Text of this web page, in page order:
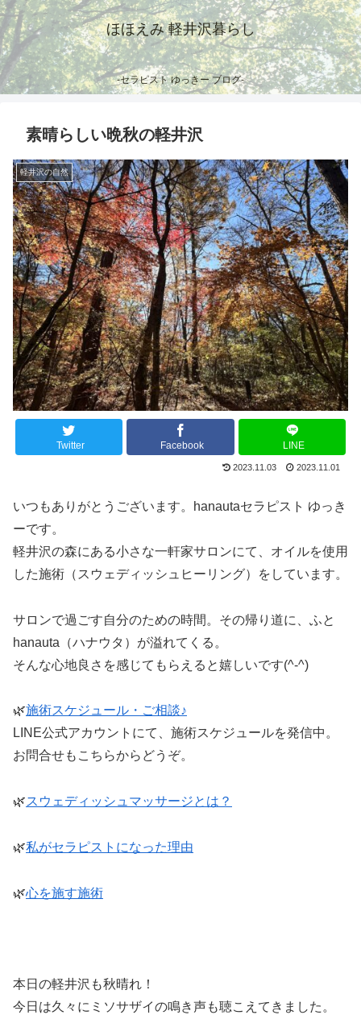
ほほえみ 軽井沢暮らし
-セラピスト ゆっきー ブログ-
素晴らしい晩秋の軽井沢
軽井沢の自然
Twitter Facebook LINE
2023.11.03 2023.11.01
いつもありがとうございます。hanautaセラピスト ゆっき
ーです。
軽井沢の森にある小さな一軒家サロンにて、オイルを使用
した施術（スウェディッシュヒーリング）をしています。
サロンで過ごす自分のための時間。その帰り道に、ふと
hanauta（ハナウタ）が溢れてくる。
そんな心地良さを感じてもらえると嬉しいです(^-^)
🌿施術スケジュール・ご相談♪
LINE公式アカウントにて、施術スケジュールを発信中。
お問合せもこちらからどうぞ。
🌿スウェディッシュマッサージとは？
🌿私がセラピストになった理由
🌿心を施す施術
本日の軽井沢も秋晴れ！
今日は久々にミソサザイの鳴き声も聴こえてきました。